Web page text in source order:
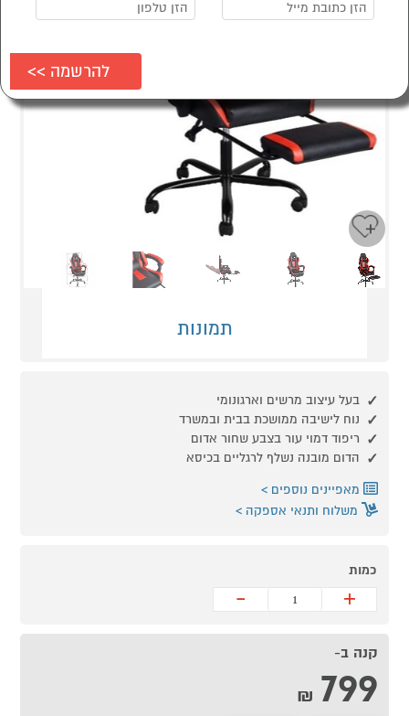
תמונות
בעל עיצוב מרשים וארגונומי
נוח לישיבה ממושכת בבית ובמשרד
ריפוד דמוי עור בצבע שחור אדום
הדום מובנה נשלף לרגליים בכיסא
מאפיינים נוספים
משלוח ותנאי אספקה
כמות
+
-
קנה ב-
799
₪